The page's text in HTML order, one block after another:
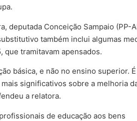
deputada Conceição Sampaio (PP-
também inclui algumas
que tramitavam apensados.
básica, e não no ensino superior.
significativos sobre a melhoria
a relatora.
de educação aos bens